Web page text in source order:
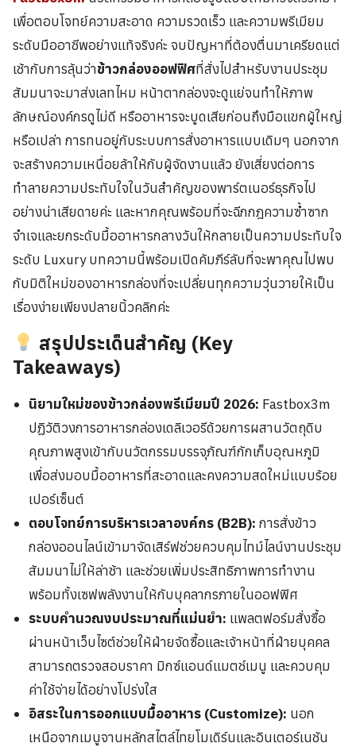
เพื่อตอบโจทย์ความสะอาด ความรวดเร็ว และความพรีเมียม
ระดับมืออาชีพอย่างแท้จริงค่ะ จบปัญหาที่ต้องตื่นมาเครียดแต่
เช้ากับการลุ้นว่าข้าวกล่องออฟฟิศที่สั่งไปสำหรับงานประชุม
สัมมนาจะมาส่งเลทไหม หน้าตากล่องจะดูแย่จนทำให้ภาพ
ลักษณ์องค์กรดูไม่ดี หรืออาหารจะบูดเสียก่อนถึงมือแขกผู้ใหญ่
หรือเปล่า การทนอยู่กับระบบการสั่งอาหารแบบเดิมๆ นอกจาก
จะสร้างความเหนื่อยล้าให้กับผู้จัดงานแล้ว ยังเสี่ยงต่อการ
ทำลายความประทับใจในวันสำคัญของพาร์ตเนอร์ธุรกิจไป
อย่างน่าเสียดายค่ะ และหากคุณพร้อมที่จะฉีกกฎความซ้ำซาก
จำเจและยกระดับมื้ออาหารกลางวันให้กลายเป็นความประทับใจ
ระดับ Luxury บทความนี้พร้อมเปิดคัมภีร์ลับที่จะพาคุณไปพบ
กับมิติใหม่ของอาหารกล่องที่จะเปลี่ยนทุกความวุ่นวายให้เป็น
เรื่องง่ายเพียงปลายนิ้วคลิกค่ะ
สรุปประเด็นสำคัญ (Key
Takeaways)
นิยามใหม่ของข้าวกล่องพรีเมียมปี 2026: Fastbox3m
ปฏิวัติวงการอาหารกล่องเดลิเวอรีด้วยการผสานวัตถุดิบ
คุณภาพสูงเข้ากับนวัตกรรมบรรจุภัณฑ์กักเก็บอุณหภูมิ
เพื่อส่งมอบมื้ออาหารที่สะอาดและคงความสดใหม่แบบร้อย
เปอร์เซ็นต์
ตอบโจทย์การบริหารเวลาองค์กร (B2B): การสั่งข้าว
กล่องออนไลน์เข้ามาจัดเสิร์ฟช่วยควบคุมไทม์ไลน์งานประชุม
สัมมนาไม่ให้ล่าช้า และช่วยเพิ่มประสิทธิภาพการทำงาน
พร้อมทั้งเซฟพลังงานให้กับบุคลากรภายในออฟฟิศ
ระบบคำนวณงบประมาณที่แม่นยำ: แพลตฟอร์มสั่งซื้อ
ผ่านหน้าเว็บไซต์ช่วยให้ฝ่ายจัดซื้อและเจ้าหน้าที่ฝ่ายบุคคล
สามารถตรวจสอบราคา มิกซ์แอนด์แมตช์เมนู และควบคุม
ค่าใช้จ่ายได้อย่างโปร่งใส
อิสระในการออกแบบมื้ออาหาร (Customize): นอก
เหนือจากเมนูจานหลักสไตล์ไทยโมเดิร์นและอินเตอร์เนชัน